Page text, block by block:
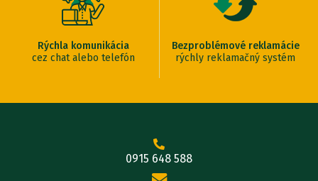
Rýchla komunikácia
cez chat alebo telefón
Bezproblémové reklamácie
rýchly reklamačný systém
0915 648 588